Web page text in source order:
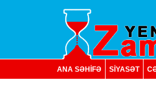
ANA SƏHİFƏ SİYASƏT